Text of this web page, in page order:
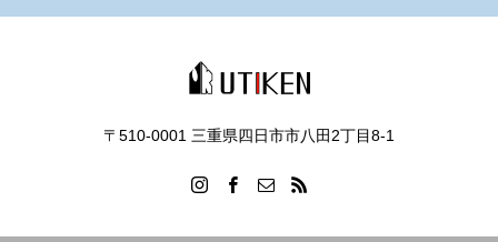
〒510-0001 三重県四日市市八田2丁目8‐1